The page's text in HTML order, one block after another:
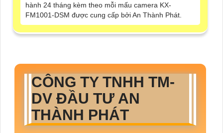
hành 24 tháng kèm theo mỗi mấu camera KX-
FM1001-DSM được cung cấp bởi An Thành Phát.
CÔNG TY TNHH TM-
DV ĐẦU TƯ AN
THÀNH PHÁT